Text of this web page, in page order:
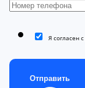
Я согласен с
Отправить